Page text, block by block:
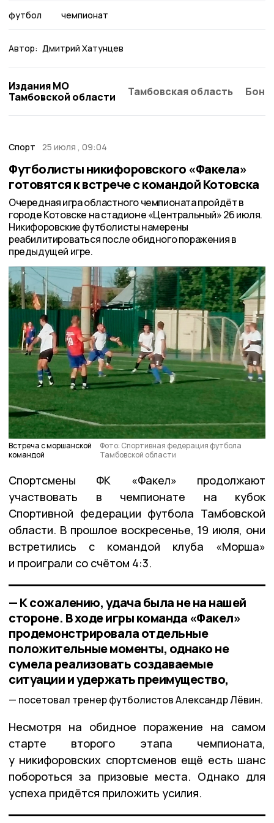
футбол чемпионат
Автор: Дмитрий Хатунцев
Издания МО
Тамбовской области
Тамбовская область
Спорт 25 июля , 09:04
Футболисты никифоровского «Факела»
готовятся к встрече с командой Котовска
Очередная игра областного чемпионата пройдёт в
городе Котовске на стадионе «Центральный» 26 июля.
Никифоровские футболисты намерены
реабилитироваться после обидного поражения в
предыдущей игре.
Встреча с моршанской
командой
Фото: Спортивная федерация футбола
Тамбовской области
Спортсмены ФК «Факел» продолжают
участвовать в чемпионате на кубок
Спортивной федерации футбола Тамбовской
области. В прошлое воскресенье, 19 июля, они
встретились с командой клуба «Морша»
и проиграли со счётом 4:3.
— К сожалению, удача была не на нашей
стороне. В ходе игры команда «Факел»
продемонстрировала отдельные
положительные моменты, однако не
сумела реализовать создаваемые
ситуации и удержать преимущество,
посетовал тренер футболистов Александр Лёвин.
Несмотря на обидное поражение на самом
старте второго этапа чемпионата,
у никифоровских спортсменов ещё есть шанс
побороться за призовые места. Однако для
успеха придётся приложить усилия.